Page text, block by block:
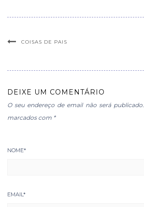
COISAS DE PAIS
DEIXE UM COMENTÁRIO
O seu endereço de email não será publicado.
marcados com *
NOME*
EMAIL*